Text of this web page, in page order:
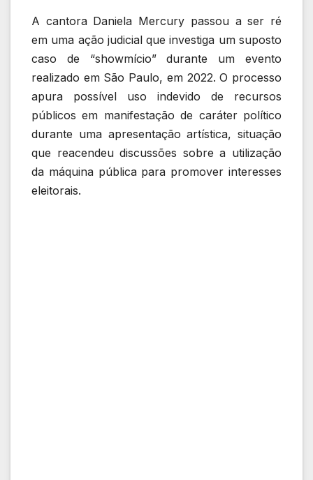
A cantora Daniela Mercury passou a ser ré
em uma ação judicial que investiga um suposto
caso de “showmício” durante um evento
realizado em São Paulo, em 2022. O processo
apura possível uso indevido de recursos
públicos em manifestação de caráter político
durante uma apresentação artística, situação
que reacendeu discussões sobre a utilização
da máquina pública para promover interesses
eleitorais.